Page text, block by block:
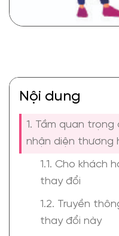
Nội dung
1. Tầm quan
nhận diện thương
1.1. Cho khách
thay đổi
1.2. Truyền
thay đổi này